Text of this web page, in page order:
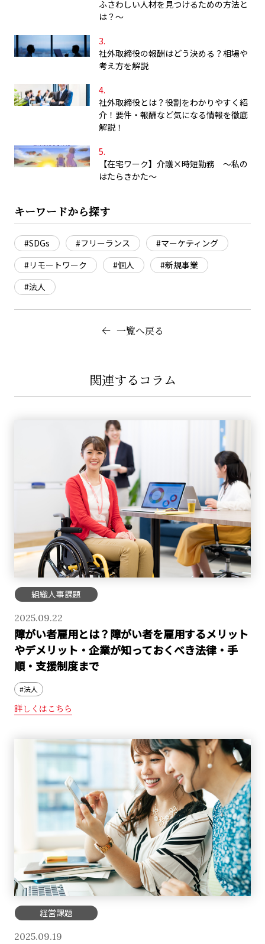
ふさわしい人材を見つけるための方法と
は？～
社外取締役の報酬はどう決める？相場や
考え方を解説
社外取締役とは？役割をわかりやすく紹
介！要件・報酬など気になる情報を徹底
解説！
【在宅ワーク】介護×時短勤務 ～私の
はたらきかた～
キーワードから探す
#SDGs #フリーランス
#マーケティング
#リモートワーク
#個人
#新規事業
#法人
一覧へ戻る
関連するコラム
組織人事課題
2025.09.22
障がい者雇用とは？障がい者を雇用するメリット
やデメリット・企業が知っておくべき法律・手
順・支援制度まで
#法人
詳しくはこちら
経営課題
2025.09.19